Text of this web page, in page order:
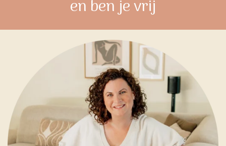
en ben je vrij